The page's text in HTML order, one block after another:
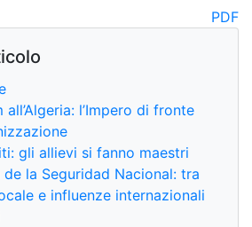
PDF
all’Algeria: l’Impero di fronte
gli allievi si fanno maestri
la Seguridad Nacional: tra
e influenze internazionali